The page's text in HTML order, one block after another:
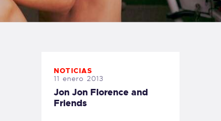
TIENDA FAMILY SURFERS
WEBCAM SALINAS
NOTICIAS
11 enero 2013
Jon Jon Florence and
Friends